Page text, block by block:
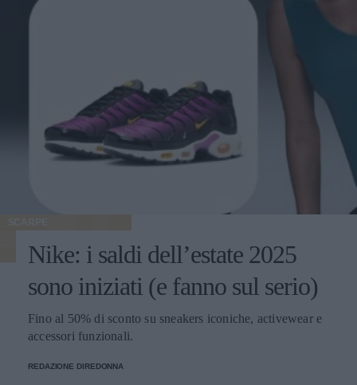
SCARPE
Nike: i saldi dell’estate 2025
sono iniziati (e fanno sul serio)
Fino al 50% di sconto su sneakers iconiche, activewear e
accessori funzionali.
REDAZIONE DIREDONNA